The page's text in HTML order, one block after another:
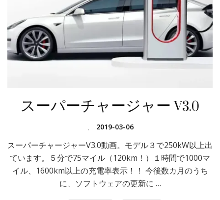
スーパーチャージャー V3.0
、 2019-03-06
スーパーチャージャーV3.0動画。モデル３で250kW以上出
ています。５分で75マイル（120km！）１時間で1000マ
イル、1600km以上の充電率表示！！ 今後数カ月のうち
に、ソフトウェアの更新に …